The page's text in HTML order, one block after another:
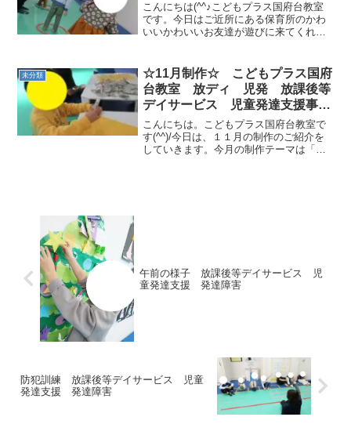
こんにちは(^^♪こどもプラス国府台教室
です。今日はご近所にある保育所のかわ
いいかわいいお友達が遊びに来てくれま
ぁ・・・初めに、国府台教室おなじみの
「ばななくんたいそう...
未分類
☆11月制作☆ こどもプラス国府
台教室 放ディ 児発 放課後等
デイサービス 児童発達支援事
業 無料送迎 発達障害 運動
療育 市川 市川市 本八幡 国
府台 江戸川区 松戸市
こんにちは。こどもプラス国府台教室で
す(^^)/今日は、１１月の制作のご紹介を
していきます。今月の制作テーマは「く
午前の様子 放課後等デイサービス 児
童発達支援 発達障害
防犯訓練 放課後等デイサービス 児童
発達支援 発達障害